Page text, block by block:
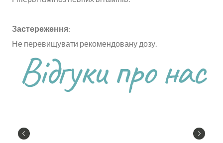
Застереження:
Не перевищувати рекомендовану дозу.
Відгуки про нас